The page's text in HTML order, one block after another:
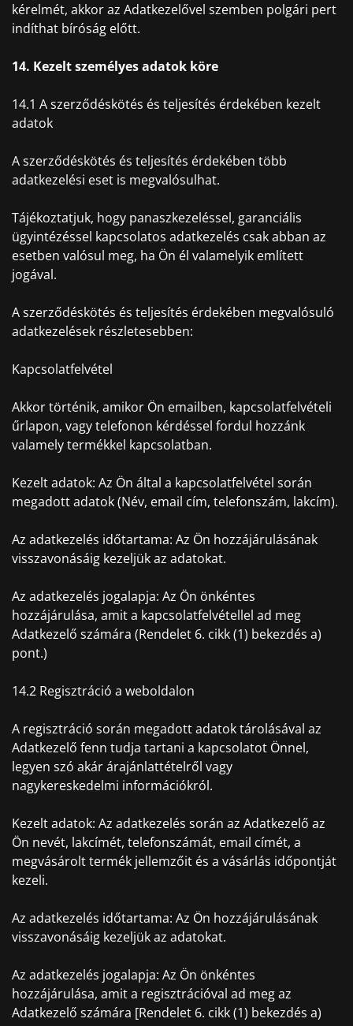
kérelmét, akkor az Adatkezelővel szemben polgári pert
indíthat bíróság előtt.
14. Kezelt személyes adatok köre
14.1 A szerződéskötés és teljesítés érdekében kezelt
adatok
A szerződéskötés és teljesítés érdekében több
adatkezelési eset is megvalósulhat.
Tájékoztatjuk, hogy panaszkezeléssel, garanciális
ügyintézéssel kapcsolatos adatkezelés csak abban az
esetben valósul meg, ha Ön él valamelyik említett
jogával.
A szerződéskötés és teljesítés érdekében megvalósuló
adatkezelések részletesebben:
Kapcsolatfelvétel
Akkor történik, amikor Ön emailben, kapcsolatfelvételi
űrlapon, vagy telefonon kérdéssel fordul hozzánk
valamely termékkel kapcsolatban.
Kezelt adatok: Az Ön által a kapcsolatfelvétel során
megadott adatok (Név, email cím, telefonszám, lakcím).
Az adatkezelés időtartama: Az Ön hozzájárulásának
visszavonásáig kezeljük az adatokat.
Az adatkezelés jogalapja: Az Ön önkéntes
hozzájárulása, amit a kapcsolatfelvétellel ad meg
Adatkezelő számára (Rendelet 6. cikk (1) bekezdés a)
pont.)
14.2 Regisztráció a weboldalon
A regisztráció során megadott adatok tárolásával az
Adatkezelő fenn tudja tartani a kapcsolatot Önnel,
legyen szó akár árajánlattételről vagy
nagykereskedelmi információkról.
Kezelt adatok: Az adatkezelés során az Adatkezelő az
Ön nevét, lakcímét, telefonszámát, email címét, a
megvásárolt termék jellemzőit és a vásárlás időpontját
kezeli.
Az adatkezelés időtartama: Az Ön hozzájárulásának
visszavonásáig kezeljük az adatokat.
Az adatkezelés jogalapja: Az Ön önkéntes
hozzájárulása, amit a regisztrációval ad meg az
Adatkezelő számára [Rendelet 6. cikk (1) bekezdés a)